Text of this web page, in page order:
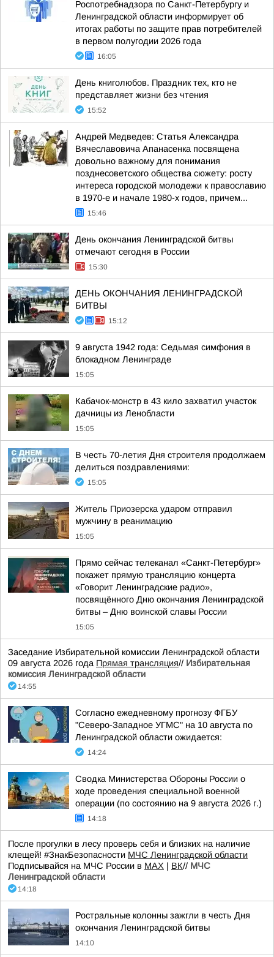
Роспотребнадзора по Санкт-Петербургу и
Ленинградской области информирует об
итогах работы по защите прав потребителей
в первом полугодии 2026 года
16:05
День книголюбов. Праздник тех, кто не
представляет жизни без чтения
15:52
Андрей Медведев: Статья Александра
Вячеславовича Апанасенка посвящена
довольно важному для понимания
позднесоветского общества сюжету: росту
интереса городской молодежи к православию
в 1970-е и начале 1980-х годов, причем...
15:46
День окончания Ленинградской битвы
отмечают сегодня в России
15:30
ДЕНЬ ОКОНЧАНИЯ ЛЕНИНГРАДСКОЙ
БИТВЫ
15:12
9 августа 1942 года: Седьмая симфония в
блокадном Ленинграде
15:05
Кабачок-монстр в 43 кило захватил участок
дачницы из Ленобласти
15:05
В честь 70-летия Дня строителя продолжаем
делиться поздравлениями:
15:05
Житель Приозерска ударом отправил
мужчину в реанимацию
15:05
Прямо сейчас телеканал «Санкт-Петербург»
покажет прямую трансляцию концерта
«Говорит Ленинградские радио»,
посвящённого Дню окончания Ленинградской
битвы – Дню воинской славы России
15:05
Заседание Избирательной комиссии Ленинградской области
09 августа 2026 года Прямая трансляция// Избирательная
комиссия Ленинградской области
14:55
Согласно ежедневному прогнозу ФГБУ
"Северо-Западное УГМС" на 10 августа по
Ленинградской области ожидается:
14:24
Сводка Министерства Обороны России о
ходе проведения специальной военной
операции (по состоянию на 9 августа 2026 г.)
14:18
После прогулки в лесу проверь себя и близких на наличие
клещей! #ЗнакБезопасности МЧС Ленинградской области
Подписывайся на МЧС России в MAX | ВК// МЧС
Ленинградской области
14:18
Ростральные колонны зажгли в честь Дня
окончания Ленинградской битвы
14:10